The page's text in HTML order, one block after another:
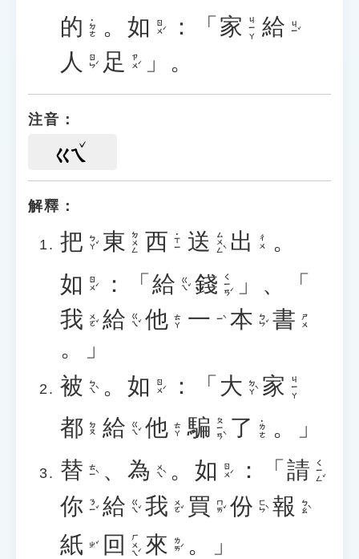
的 ˙ㄉㄜ 。 如 ㄖㄨˊ ：「 家 ㄐㄧㄚ 給 ㄐㄧˇ
人 ㄖㄣˊ 足 ㄗㄨˊ 」。
注音：
ㄍㄟ
解釋：
把 ㄅㄚˇ 東 ㄉㄨㄥ 西 ˙ㄒㄧ 送 ㄙㄨㄥˋ 出 ㄔㄨ
。
如 ㄖㄨˊ ：「 給 ㄍㄟˇ 錢 ㄑㄧㄢˊ
」、「
我 ㄨㄛˇ 給 ㄍㄟˇ 他 ㄊㄚ 一 ㄧˋ 本 ㄅㄣˇ 書 ㄕㄨ
。」
被 ㄅㄟˋ 。 如 ㄖㄨˊ ：「 大 ㄉㄚˋ 家 ㄐㄧㄚ
都 ㄉㄡ 給 ㄍㄟˇ 他 ㄊㄚ 騙 ㄆㄧㄢˋ 了 ˙ㄌㄜ 。」
替 ㄊㄧˋ 、 為 ㄨㄟˋ 。 如 ㄖㄨˊ ：「 請 ㄑㄧㄥˇ
你 ㄋㄧˇ 給 ㄍㄟˇ 我 ㄨㄛˇ 買 ㄇㄞˇ 份 ㄈㄣˋ 報 ㄅㄠˋ
紙 ㄓˇ 回 ㄏㄨㄟˊ 來 ㄌㄞˊ 。」